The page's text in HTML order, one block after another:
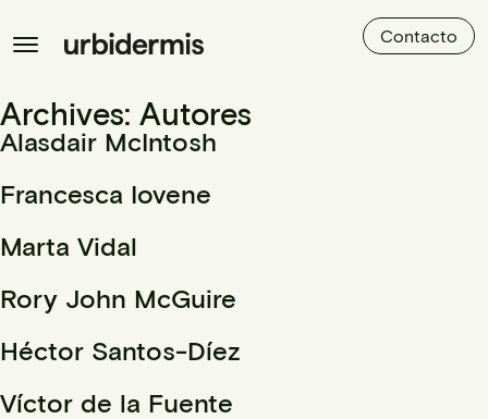
Contacto
Archives: Autores
Alasdair McIntosh
Francesca Iovene
Marta Vidal
Rory John McGuire
Héctor Santos-Díez
Víctor de la Fuente